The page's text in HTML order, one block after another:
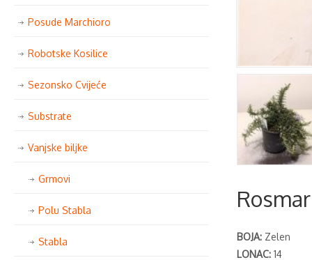
BOJA: Zelen
LONAC: 14
Posude Marchioro
Robotske Kosilice
Sezonsko Cvijeće
Substrate
Vanjske biljke
Grmovi
Polu Stabla
Stabla